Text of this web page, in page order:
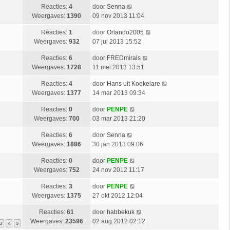
Reacties: 4
Weergaves: 1390
door Senna
09 nov 2013 11:04
Reacties: 1
Weergaves: 932
door Orlando2005
07 jul 2013 15:52
Reacties: 6
Weergaves: 1728
door FREDmirals
11 mei 2013 13:51
Reacties: 4
Weergaves: 1377
door Hans uit Koekelare
14 mar 2013 09:34
Reacties: 0
Weergaves: 700
door PENPE
03 mar 2013 21:20
Reacties: 6
Weergaves: 1886
door Senna
30 jan 2013 09:06
Reacties: 0
Weergaves: 752
door PENPE
24 nov 2012 11:17
Reacties: 3
Weergaves: 1375
door PENPE
27 okt 2012 12:04
3 4 5
Reacties: 61
Weergaves: 23596
door habbekuk
02 aug 2012 02:12